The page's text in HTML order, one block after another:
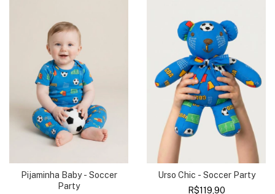
Pijaminha Baby - Soccer
Party
Urso Chic - Soccer Party
R$119,90